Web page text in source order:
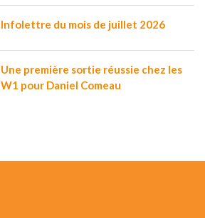
Infolettre du mois de juillet 2026
Une première sortie réussie chez les
W1 pour Daniel Comeau